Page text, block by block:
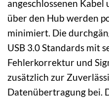
angeschlossenen
über den Hub werden
minimiert. Die
USB 3.0 Standards mit
Fehlerkorrektur und
zusätzlich zur
Datenübertragung bei.